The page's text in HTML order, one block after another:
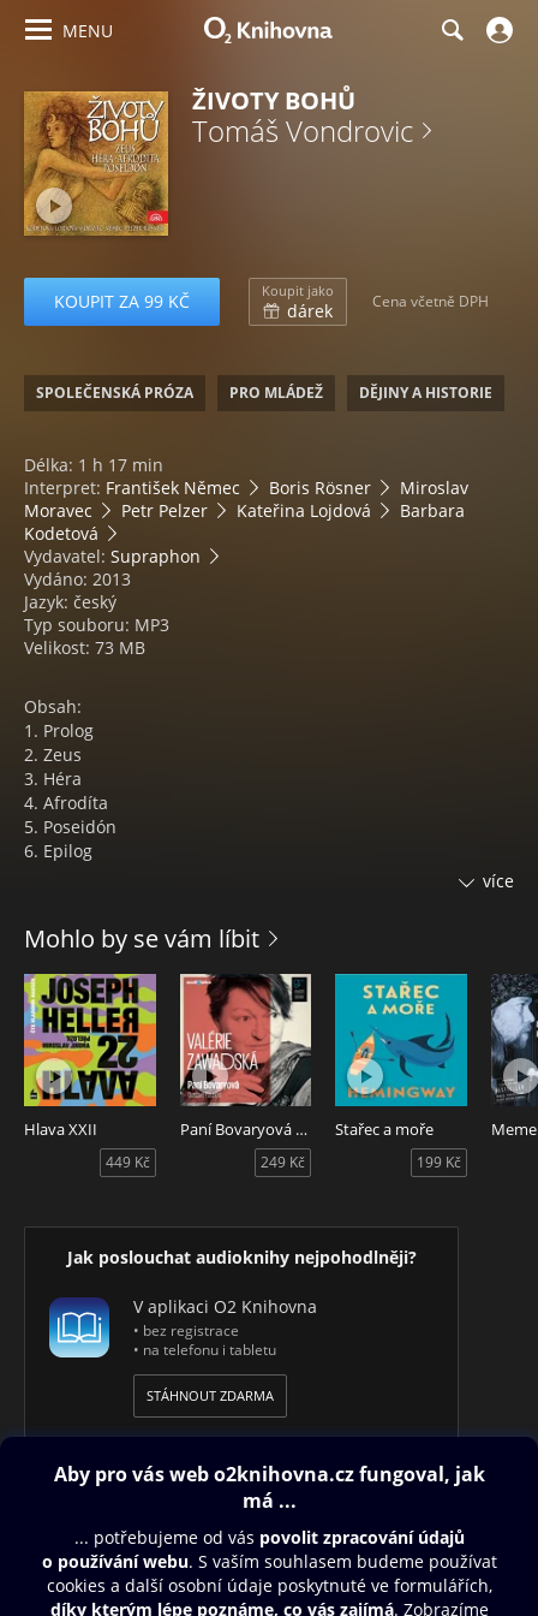
MENU
ŽIVOTY BOHŮ
Tomáš Vondrovic
KOUPIT ZA 99 KČ Koupit jako
dárek Cena včetně DPH
SPOLEČENSKÁ PRÓZA PRO MLÁDEŽ DĚJINY A HISTORIE
Délka: 1 h 17 min
Interpret: František Němec Boris Rösner
Miroslav
Moravec
Petr Pelzer Kateřina Lojdová
Barbara
Kodetová
Vydavatel: Supraphon
Vydáno: 2013
Jazyk: český
Typ souboru: MP3
Velikost: 73 MB
Obsah:
1. Prolog
2. Zeus
3. Héra
4. Afrodíta
5. Poseidón
6. Epilog
Moravec, František Němec, Kateřina Lojdová, Petr Pelzer,
Boris Rösner.
více
Mohlo by se vám líbit
Hlava XXII
449 Kč
Paní Bovaryová - Mistři slova
249 Kč
Stařec a moře
199 Kč
Jak poslouchat audioknihy nejpohodlněji?
V aplikaci O2 Knihovna
• bez registrace
• na telefonu i tabletu
STÁHNOUT ZDARMA
Obsah ke stažení
Moje O2 Knihovna